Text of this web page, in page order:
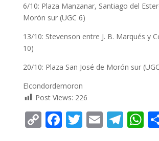
6/10: Plaza Manzanar, Santiago del
Morón sur (UGC 6)
13/10: Stevenson entre J. B. Marqués y
10)
20/10: Plaza San José de Morón sur
Elcondordemoron
Post Views: 226
C F T E T W